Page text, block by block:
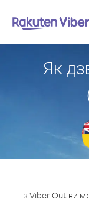
Як
Із Viber Out ви